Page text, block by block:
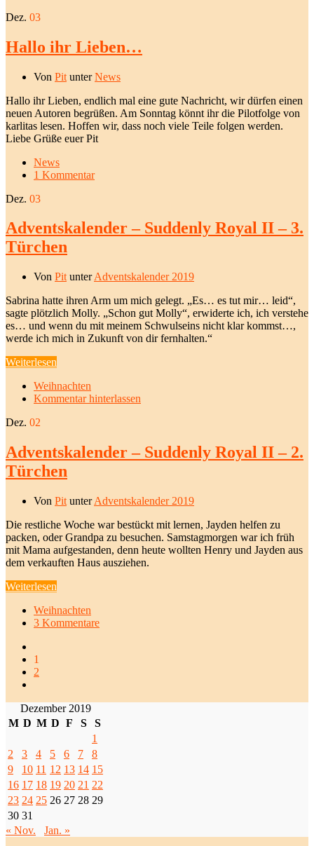
Dez. 03
Hallo ihr Lieben…
Von Pit unterNews
Hallo ihr Lieben, endlich mal eine gute Nachricht, wir dürfen einen
neuen Autoren begrüßen. Am Sonntag könnt ihr die Pilotfolge von
karlitas lesen. Hoffen wir, dass noch viele Teile folgen werden.
Liebe Grüße euer Pit
News
1 Kommentar
Dez. 03
Adventskalender – Suddenly Royal II – 3.
Türchen
Von Pit unterAdventskalender 2019
Sabrina hatte ihren Arm um mich gelegt. „Es… es tut mir… leid“,
sagte plötzlich Molly. „Schon gut Molly“, erwiderte ich, ich verstehe
es… und wenn du mit meinem Schwulseins nicht klar kommst…,
werde ich mich in Zukunft von dir fernhalten.“
Weiterlesen
Weihnachten
Kommentar hinterlassen
Dez. 02
Adventskalender – Suddenly Royal II – 2.
Türchen
Von Pit unterAdventskalender 2019
Die restliche Woche war bestückt mit lernen, Jayden helfen zu
packen, oder Grandpa zu besuchen. Samstagmorgen war ich früh
mit Mama aufgestanden, denn heute wollten Henry und Jayden aus
dem verkauften Haus ausziehen.
Weiterlesen
Weihnachten
3 Kommentare
1
2
Dezember 2019
M D M D F S
S
1
2
3 4 5 6 7
8
9
10 11 12 13 14 15
16 17 18 19 20 21 22
23 24 25 26 27 28 29
30 31
« Nov.
Jan. »